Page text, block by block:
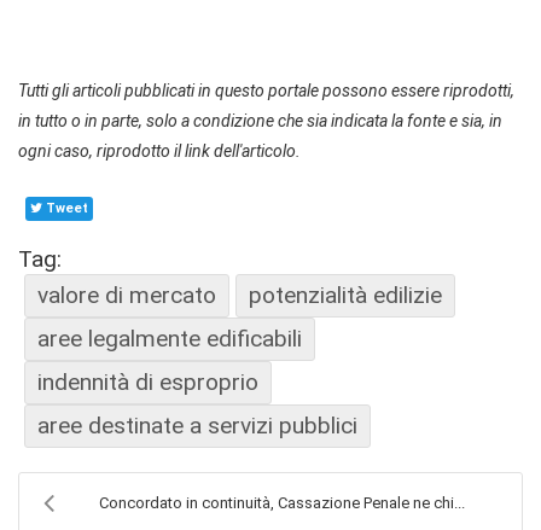
Tutti gli articoli pubblicati in questo portale possono essere riprodotti,
in tutto o in parte, solo a condizione che sia indicata la fonte e sia, in
ogni caso, riprodotto il link dell'articolo.
Tweet
Tag:
valore di mercato
potenzialità edilizie
aree legalmente edificabili
indennità di esproprio
aree destinate a servizi pubblici
Concordato in continuità, Cassazione Penale ne chi...